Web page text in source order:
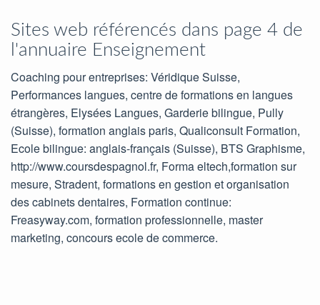
Sites web référencés dans page 4 de
l'annuaire Enseignement
Coaching pour entreprises: Véridique Suisse,
Performances langues, centre de formations en langues
étrangères, Elysées Langues, Garderie bilingue, Pully
(Suisse), formation anglais paris, Qualiconsult Formation,
Ecole bilingue: anglais-français (Suisse), BTS Graphisme,
http://www.coursdespagnol.fr, Forma eltech,formation sur
mesure, Stradent, formations en gestion et organisation
des cabinets dentaires, Formation continue:
Freasyway.com, formation professionnelle, master
marketing, concours ecole de commerce.